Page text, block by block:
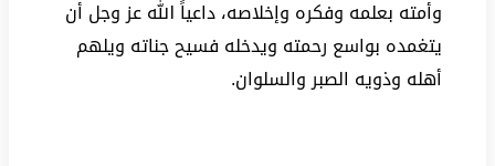
وأمته بعلمه وفكره وإخلاصه، داعياً الله عز وجل أن
يتغمده بواسع رحمته ويدخله فسيح جناته ويلهم
أهله وذويه الصبر والسلوان.